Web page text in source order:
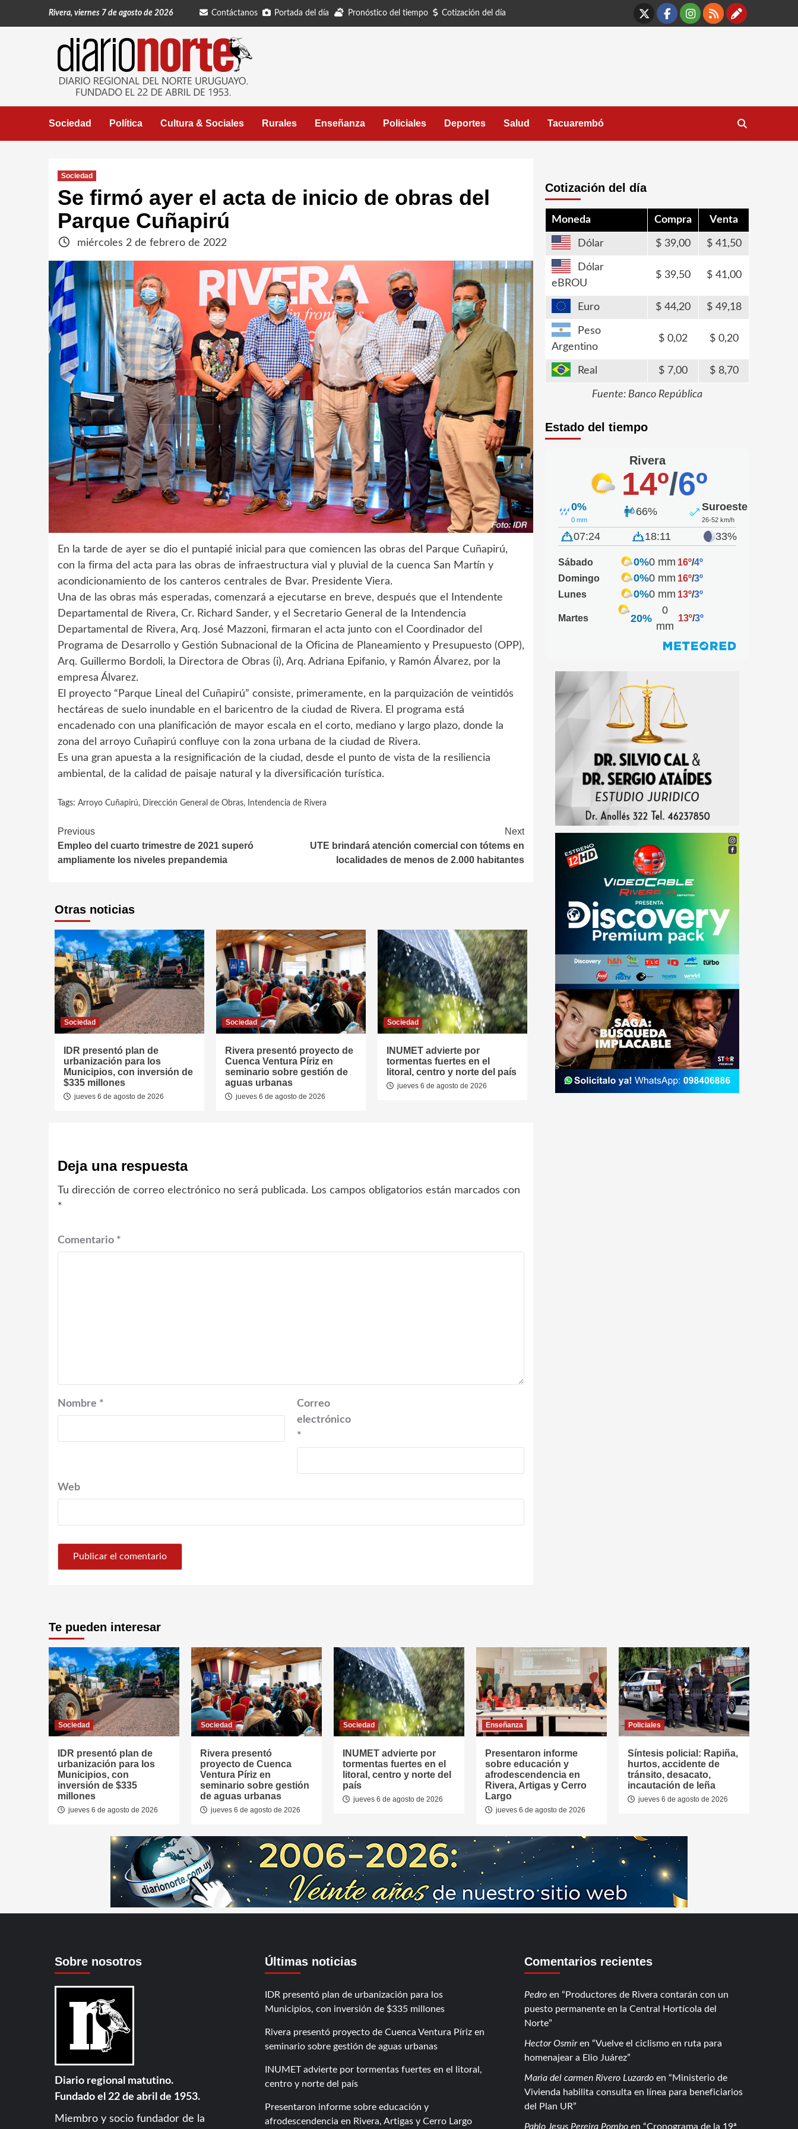
Rivera, viernes 7 de agosto de 2026 Contáctanos Portada del día Pronóstico del tiempo Cotización del día
X Facebook
Instagram
RSS
Sociedad Política Cultura & Sociales Rurales Enseñanza Policiales Deportes Salud Tacuarembó
Sociedad
Se firmó ayer el acta de inicio de obras del
Parque Cuñapirú
miércoles 2 de febrero de 2022
En la tarde de ayer se dio el puntapié inicial para que comiencen las obras del Parque Cuñapirú,
con la firma del acta para las obras de infraestructura vial y pluvial de la cuenca San Martín y
acondicionamiento de los canteros centrales de Bvar. Presidente Viera.
Una de las obras más esperadas, comenzará a ejecutarse en breve, después que el Intendente
Departamental de Rivera, Cr. Richard Sander, y el Secretario General de la Intendencia
Departamental de Rivera, Arq. José Mazzoni, firmaran el acta junto con el Coordinador del
Programa de Desarrollo y Gestión Subnacional de la Oficina de Planeamiento y Presupuesto (OPP),
Arq. Guillermo Bordoli, la Directora de Obras (i), Arq. Adriana Epifanio, y Ramón Álvarez, por la
empresa Álvarez.
El proyecto “Parque Lineal del Cuñapirú” consiste, primeramente, en la parquización de veintidós
hectáreas de suelo inundable en el baricentro de la ciudad de Rivera. El programa está
encadenado con una planificación de mayor escala en el corto, mediano y largo plazo, donde la
zona del arroyo Cuñapirú confluye con la zona urbana de la ciudad de Rivera.
Es una gran apuesta a la resignificación de la ciudad, desde el punto de vista de la resiliencia
ambiental, de la calidad de paisaje natural y la diversificación turística.
Tags: Arroyo Cuñapirú, Dirección General de Obras, Intendencia de Rivera
Continue
Reading
Previous
Empleo del cuarto trimestre de 2021 superó
ampliamente los niveles prepandemia
Next
UTE brindará atención comercial con tótems en
localidades de menos de 2.000 habitantes
Otras noticias
Sociedad
IDR presentó plan de
urbanización para los
Municipios, con inversión de
$335 millones
jueves 6 de agosto de 2026
Sociedad
Rivera presentó proyecto de
Cuenca Ventura Píriz en
seminario sobre gestión de
aguas urbanas
jueves 6 de agosto de 2026
Sociedad
INUMET advierte por
tormentas fuertes en el
litoral, centro y norte del país
jueves 6 de agosto de 2026
Deja una respuesta
Tu dirección de correo electrónico no será publicada. Los campos obligatorios están marcados con
*
Comentario *
Nombre *
Correo
electrónico
*
Web
Cotización del día
Moneda Compra Venta
Dólar 39,00 41,50
Dólar
eBROU
39,50 41,00
Euro 44,20 49,18
Peso
Argentino
0,02 0,20
Real 7,00 8,70
Fuente: Banco República
Estado del tiempo
Rivera
14º/6º
0%
0 mm
66% Suroeste
26-52 km/h
07:24 18:11 33%
Sábado 0%0 mm 16º/4º
Domingo
0%0 mm 16º/3º
Lunes
0%0 mm 13º/3º
Martes 20%
0
mm
13º/3º
Te pueden interesar
Sociedad
IDR presentó plan de
urbanización para los
Municipios, con
inversión de $335
millones
jueves 6 de agosto de 2026
Sociedad
Rivera presentó
proyecto de Cuenca
Ventura Píriz en
seminario sobre gestión
de aguas urbanas
jueves 6 de agosto de 2026
Sociedad
INUMET advierte por
tormentas fuertes en el
litoral, centro y norte del
país
jueves 6 de agosto de 2026
Enseñanza
Presentaron informe
sobre educación y
afrodescendencia en
Rivera, Artigas y Cerro
Largo
jueves 6 de agosto de 2026
Policiales
Síntesis policial: Rapiña,
hurtos, accidente de
tránsito, desacato,
incautación de leña
jueves 6 de agosto de 2026
Sobre nosotros
Diario regional matutino.
Fundado el 22 de abril de 1953.
Miembro y socio fundador de la
Últimas noticias
IDR presentó plan de urbanización para los
Municipios, con inversión de $335 millones
Rivera presentó proyecto de Cuenca Ventura Píriz en
seminario sobre gestión de aguas urbanas
INUMET advierte por tormentas fuertes en el litoral,
centro y norte del país
Presentaron informe sobre educación y
afrodescendencia en Rivera, Artigas y Cerro Largo
Comentarios recientes
Pedroen
Productores de Rivera contarán con un
puesto permanente en la Central Hortícola del
Norte
Hector Osmiren
Vuelve el ciclismo en ruta para
homenajear a Elio Juárez
Maria del carmen Rivero Luzardoen
Ministerio de
Vivienda habilita consulta en línea para beneficiarios
del Plan UR
Pablo Jesus Pereira Pomboen Cronograma de la 19ª